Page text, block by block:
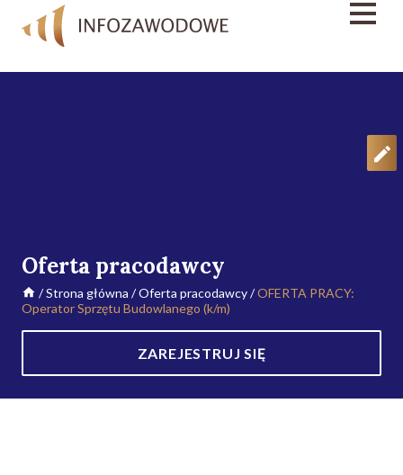
Oferta pracodawcy
/Strona główna /Oferta pracodawcy/OFERTA PRACY:
Operator Sprzętu Budowlanego (k/m)
ZAREJESTRUJ SIĘ